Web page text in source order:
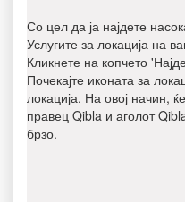
Со цел да ја најдете
Услугите за локација на
Кликнете на копчето
Почекајте иконата за
локација. На овој начин,
правец Qibla и аголот
брзо.